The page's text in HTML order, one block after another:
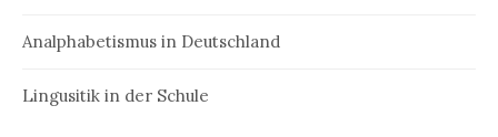
Analphabetismus in Deutschland
Lingusitik in der Schule